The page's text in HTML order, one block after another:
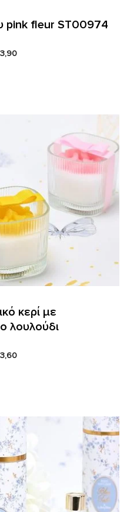
pink fleur ST00974
3,90
κερί με
λουλούδι
3,60